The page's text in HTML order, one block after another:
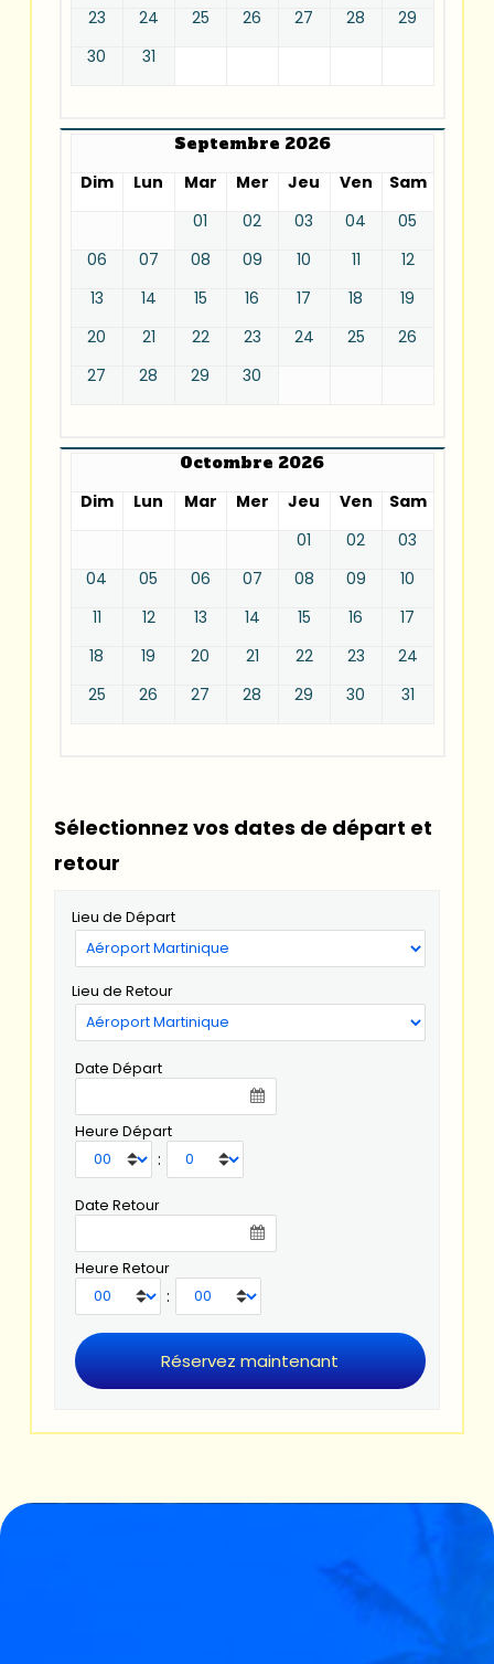
23
24 25 26 27 28
29
30
31
Septembre 2026
Dim
Lun Mar Mer Jeu Ven
Sam
01
02 03 04
05
06
07 08 09 10 11
12
13
14 15 16 17 18
19
20
21 22 23 24 25
26
27
28 29 30
Octombre 2026
Dim
Lun Mar Mer Jeu Ven
Sam
01
02
03
04
05 06 07 08 09
10
11
12 13 14 15 16
17
18
19 20 21 22 23
24
25
26 27 28 29 30 31
Sélectionnez vos dates de départ et
retour
Lieu de Départ
Lieu de Retour
Date Départ
Heure Départ
:
Date Retour
Heure Retour
: